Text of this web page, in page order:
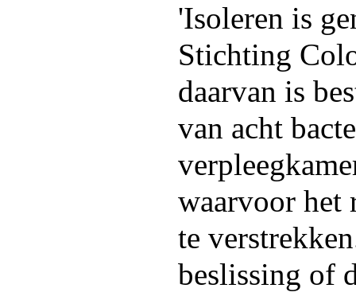
'Isoleren is
Stichting
daarvan is
van acht
waarvoor het
te
beslissing of